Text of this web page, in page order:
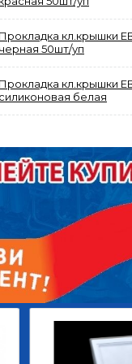
ДИСК
ВЕДОМЫЙ
2
В
Прокладка кл.крышки
черная 50шт/уп
Прокладка кл.крышки
силиконовая белая